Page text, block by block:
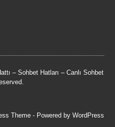
– Sohbet Hatları – Canlı Sohbet
Theme- Powered by WordPress